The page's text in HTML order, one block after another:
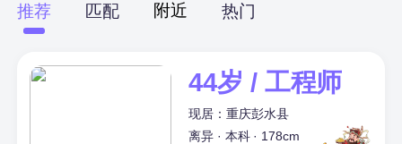
推荐 匹配 附近 热门
44岁 / 工程师
现居：重庆彭水县
离异 · 本科 · 178cm